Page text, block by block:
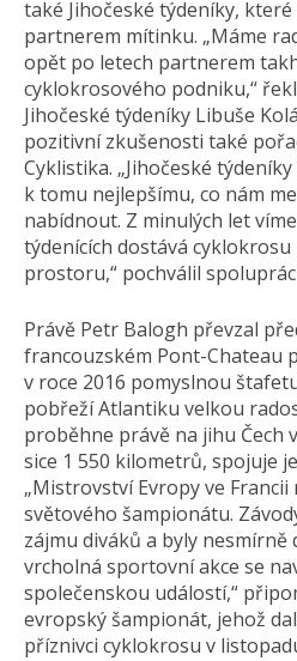
také Jihočeské týdeníky,
partnerem mítinku. „Máme
opět po letech partnerem
cyklokrosového podniku,“
Jihočeské týdeníky Libuše
pozitivní zkušenosti také
Cyklistika. „Jihočeské
k tomu nejlepšímu, co nám
nabídnout. Z minulých let
týdenících dostává
prostoru,“ pochválil
Právě Petr Balogh převzal
francouzském Pont-Chateau
v roce 2016 pomyslnou
pobřeží Atlantiku velkou
proběhne právě na jihu Čech
sice 1 550 kilometrů, spojuje
„Mistrovství Evropy ve
světového šampionátu.
zájmu diváků a byly nesmírně
vrcholná sportovní akce se
společenskou událostí,“
evropský šampionát, jehož
příznivci cyklokrosu v